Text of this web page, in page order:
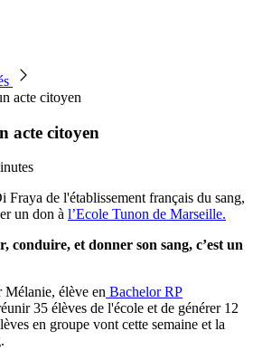
acte citoyen
acte citoyen
de l'établissement français du sang,
un don à l’Ecole Tunon de Marseille.
conduire, et donner son sang, c’est un
Mélanie, élève en Bachelor RP
35 élèves de l'école et de générer 12
en groupe vont cette semaine et la